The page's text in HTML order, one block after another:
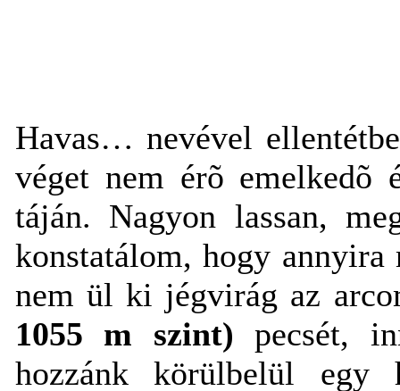
Havas… nevével
véget nem érõ
táján. Nagyon lassan,
konstatálom, hogy
nem ül ki jégvirág az
1055 m szint) pecsét,
hozzánk körülbelül egy